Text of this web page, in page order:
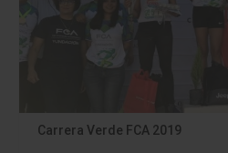
Carrera Verde FCA 2019